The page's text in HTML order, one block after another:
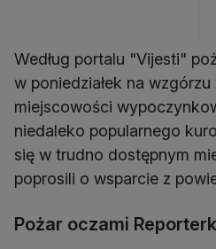
Według portalu "Vijesti"
w poniedziałek na
miejscowości
niedaleko popularnego
się w trudno dostępnym
poprosili o wsparcie z
Pożar oczami